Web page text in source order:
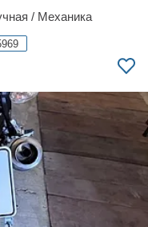
/ Механика